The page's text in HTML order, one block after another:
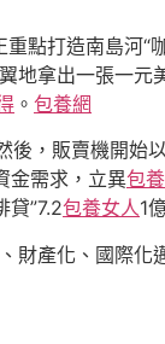
點打造南島河“
地拿出一張一元
。 包養網
後，販賣機開始
金需求，立異包
貸”7.2包養女人1
財產化、國際化